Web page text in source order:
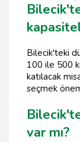
Bilecik'teki
100 ile 500
katılacak
seçmek
var mı?